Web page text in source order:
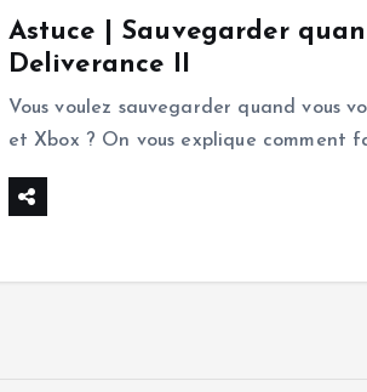
Astuce | Sauvegarder
Deliverance II
Vous voulez sauvegarder quand vous
et Xbox ? On vous explique comment